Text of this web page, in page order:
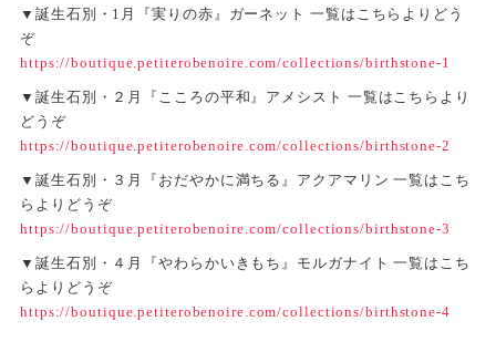
▼誕生石別・1月『実りの赤』ガーネット 一覧はこちらよりどう
ぞ
https://boutique.petiterobenoire.com/collections/birthstone-1
▼誕生石別・２月『こころの平和』アメシスト 一覧はこちらより
どうぞ
https://boutique.petiterobenoire.com/collections/birthstone-2
▼誕生石別・３月『おだやかに満ちる』アクアマリン 一覧はこち
らよりどうぞ
https://boutique.petiterobenoire.com/collections/birthstone-3
▼誕生石別・４月『やわらかいきもち』モルガナイト 一覧はこち
らよりどうぞ
https://boutique.petiterobenoire.com/collections/birthstone-4